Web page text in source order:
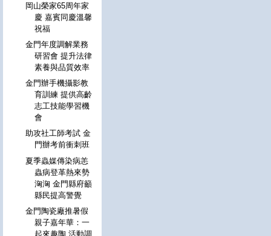
岡山榮家65周年家
慶 嘉賓同慶溫馨
祝福
金門年度調解業務
研習會 提升法律
素養與品質效率
金門辦手機攝影教
育訓練 提供高齡
志工技能學習機
會
助攻社工師考試 金
門辦考前衝刺班
夏季蟲媒傳染病恙
蟲病登革熱來勢
洶洶 金門縣府籲
縣民提高警覺
金門陶瓷廠推暑假
親子嘉年華：一
起來趣陶 活動調